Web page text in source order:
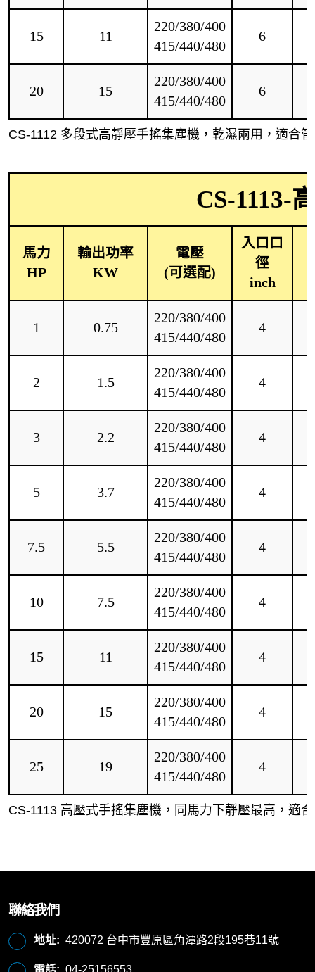
CS-1112 多段式高靜壓手搖集塵機，乾濕兩用，適合
15 11
220/380/400
415/440/480
6
20 15
220/380/400
415/440/480
6
CS-1113 高壓式手搖集塵機，同馬力下靜壓最高，適
CS-1113-
馬力
HP
輸出功率
KW
電壓
(可選配)
入口口
徑
inch
1 0.75
220/380/400
415/440/480
4
2 1.5
220/380/400
415/440/480
4
3 2.2
220/380/400
415/440/480
4
5 3.7
220/380/400
415/440/480
4
7.5 5.5
220/380/400
415/440/480
4
10 7.5
220/380/400
415/440/480
4
15 11
220/380/400
415/440/480
4
20 15
220/380/400
415/440/480
4
25 19
220/380/400
415/440/480
4
聯絡我們
地址: 420072 台中市豐原區角潭路2段195巷11號
電話: 04-25156553